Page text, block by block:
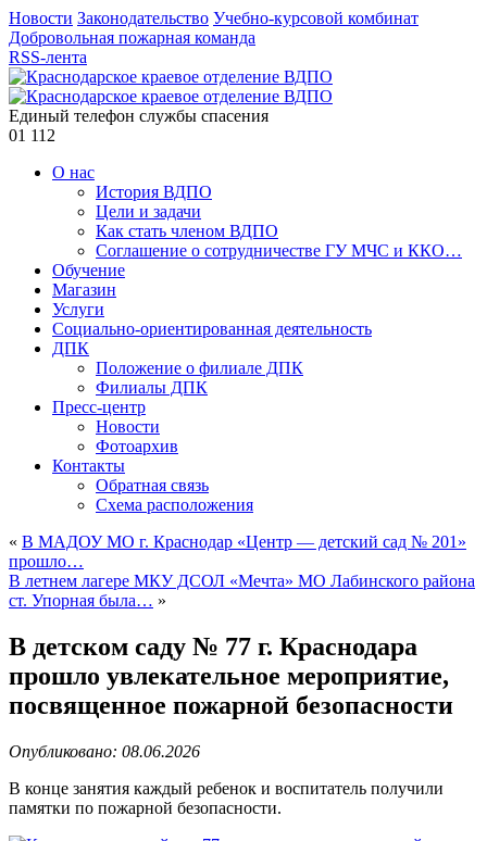
Новости Законодательство Учебно-курсовой комбинат
Добровольная пожарная команда
RSS-лента
Единый телефон службы спасения
01 112
О нас
История ВДПО
Цели и задачи
Как стать членом ВДПО
Соглашение о сотрудничестве ГУ МЧС и ККО…
Обучение
Магазин
Услуги
Социально-ориентированная деятельность
ДПК
Положение о филиале ДПК
Филиалы ДПК
Пресс-центр
Новости
Фотоархив
Контакты
Обратная связь
Схема расположения
« В МАДОУ МО г. Краснодар «Центр — детский сад № 201»
прошло…
В летнем лагере МКУ ДСОЛ «Мечта» МО Лабинского района
ст. Упорная была… »
В детском саду № 77 г. Краснодара
прошло увлекательное мероприятие,
посвященное пожарной безопасности
Опубликовано: 08.06.2026
В конце занятия каждый ребенок и воспитатель получили
памятки по пожарной безопасности.